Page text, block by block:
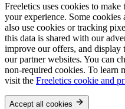
Freeletics uses cookies to
your experience. Some
also use cookies or tracking
this data is shared with our
improve our offers, and display
our partner websites. You can
non-required cookies. To learn
visit the Freeletics cookie and
Accept all cookies